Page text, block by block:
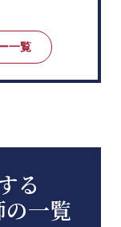
一覧
る
の一覧